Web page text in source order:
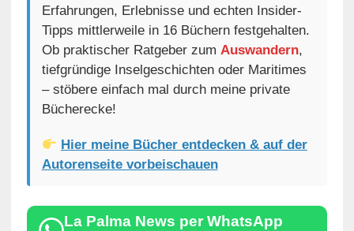
Erfahrungen, Erlebnisse und echten Insider-
Tipps mittlerweile in 16 Büchern festgehalten.
Ob praktischer Ratgeber zum Auswandern,
tiefgründige Inselgeschichten oder Maritimes
– stöbere einfach mal durch meine private
Bücherecke!
Hier meine Bücher entdecken & auf der
Autorenseite vorbeischauen
La Palma News per WhatsApp